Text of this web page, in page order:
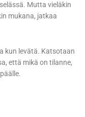
Mutta vieläkin
mukana, jatkaa
kun levätä. Katsotaan
että mikä on tilanne,